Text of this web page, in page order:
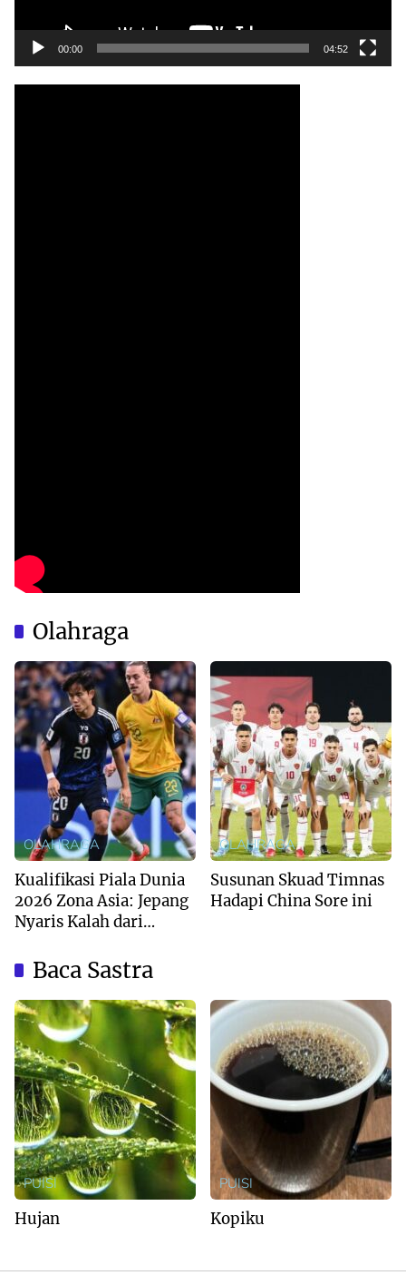
00:00 04:52
Olahraga
OLAHRAGA
Kualifikasi Piala Dunia
2026 Zona Asia: Jepang
Nyaris Kalah dari
OLAHRAGA
Susunan Skuad Timnas
Hadapi China Sore ini
Baca Sastra
PUISI
Hujan
PUISI
Kopiku